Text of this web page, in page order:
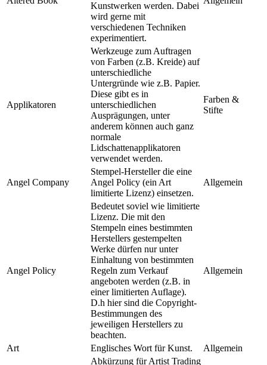
Kunstwerken werden. Dabei
wird gerne mit
verschiedenen Techniken
experimentiert.
Applikatoren
Werkzeuge zum Auftragen
von Farben (z.B. Kreide) auf
unterschiedliche
Untergründe wie z.B. Papier.
Diese gibt es in
unterschiedlichen
Ausprägungen, unter
anderem können auch ganz
normale
Lidschattenapplikatoren
verwendet werden.
Farben &
Stifte
Angel Company
Stempel-Hersteller die eine
Angel Policy (ein Art
limitierte Lizenz) einsetzen.
Allgemein
Angel Policy
Bedeutet soviel wie limitierte
Lizenz. Die mit den
Stempeln eines bestimmten
Herstellers gestempelten
Werke dürfen nur unter
Einhaltung von bestimmten
Regeln zum Verkauf
angeboten werden (z.B. in
einer limitierten Auflage).
D.h hier sind die Copyright-
Bestimmungen des
jeweiligen Herstellers zu
beachten.
Allgemein
Art Englisches Wort für Kunst. Allgemein
Abkürzung für Artist Trading